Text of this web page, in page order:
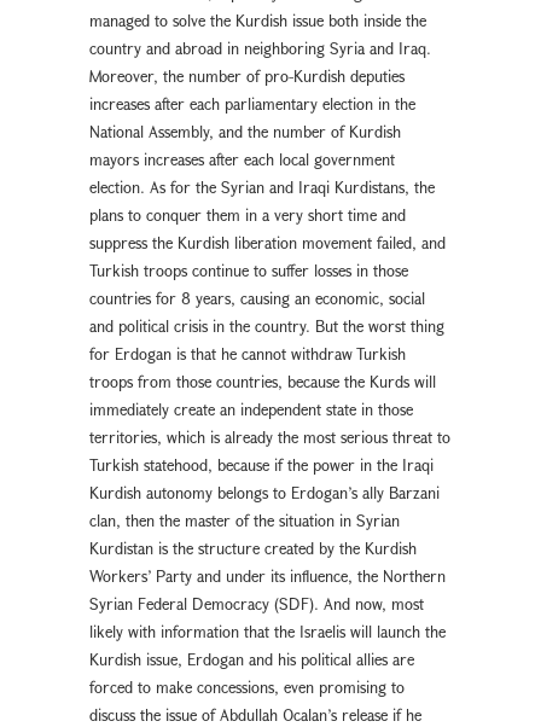
managed to solve the Kurdish issue both inside the
country and abroad in neighboring Syria and Iraq.
Moreover, the number of pro-Kurdish deputies
increases after each parliamentary election in the
National Assembly, and the number of Kurdish
mayors increases after each local government
election. As for the Syrian and Iraqi Kurdistans, the
plans to conquer them in a very short time and
suppress the Kurdish liberation movement failed, and
Turkish troops continue to suffer losses in those
countries for 8 years, causing an economic, social
and political crisis in the country. But the worst thing
for Erdogan is that he cannot withdraw Turkish
troops from those countries, because the Kurds will
immediately create an independent state in those
territories, which is already the most serious threat to
Turkish statehood, because if the power in the Iraqi
Kurdish autonomy belongs to Erdogan’s ally Barzani
clan, then the master of the situation in Syrian
Kurdistan is the structure created by the Kurdish
Workers’ Party and under its influence, the Northern
Syrian Federal Democracy (SDF). And now, most
likely with information that the Israelis will launch the
Kurdish issue, Erdogan and his political allies are
forced to make concessions, even promising to
discuss the issue of Abdullah Ocalan’s release if he